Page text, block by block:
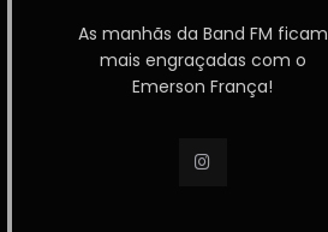
As manhãs da Band FM ficam
mais engraçadas com o
Emerson França!